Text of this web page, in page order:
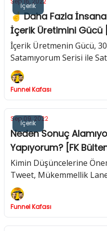
İçerik
☝️ Daha Fazla İnsana
İçerik Üretimini Gücü
İçerik Üretmenin Gücü,
Satamıyorum Serisi ile
Funnel Kafası
İçerik
Sep 09, 2022
Neden Sonuç
Yapıyorum? [FK
Kimin Düşüncelerine
Tweet, Mükemmellik
İhtiyacı Yok
Funnel Kafası